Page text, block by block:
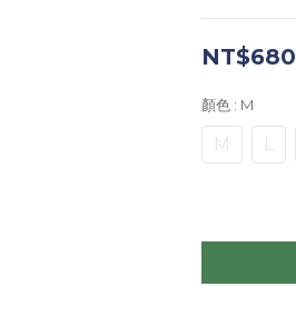
NT$680
顏色 : M
M L